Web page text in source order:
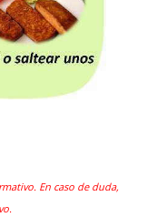
En caso de duda,